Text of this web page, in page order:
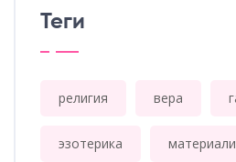
Теги
религия вера
эзотерика